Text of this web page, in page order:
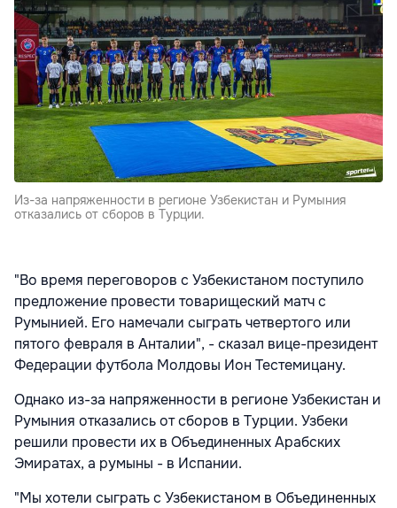
Из-за напряженности в регионе Узбекистан и Румыния
отказались от сборов в Турции.
"Во время переговоров с Узбекистаном поступило
предложение провести товарищеский матч с
Румынией. Его намечали сыграть четвертого или
пятого февраля в Анталии", - сказал вице-президент
Федерации футбола Молдовы Ион Тестемицану.
Однако из-за напряженности в регионе Узбекистан и
Румыния отказались от сборов в Турции. Узбеки
решили провести их в Объединенных Арабских
Эмиратах, а румыны - в Испании.
"Мы хотели сыграть с Узбекистаном в Объединенных